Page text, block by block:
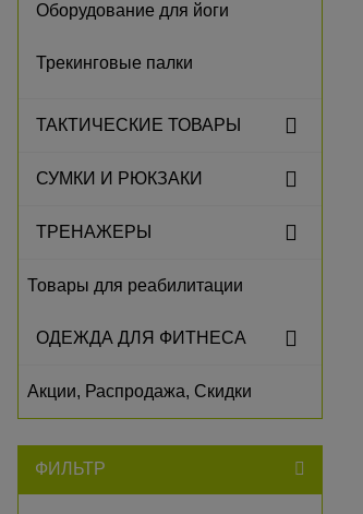
Оборудование для йоги
Трекинговые палки
ТАКТИЧЕСКИЕ ТОВАРЫ
СУМКИ И РЮКЗАКИ
ТРЕНАЖЕРЫ
Товары для реабилитации
ОДЕЖДА ДЛЯ ФИТНЕСА
Акции, Распродажа, Скидки
ФИЛЬТР